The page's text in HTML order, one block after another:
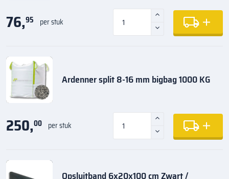
76,95 per stuk
Ardenner split 8-16 mm bigbag 1000 KG
250,00 per stuk
Opsluitband 6x20x100 cm Zwart /